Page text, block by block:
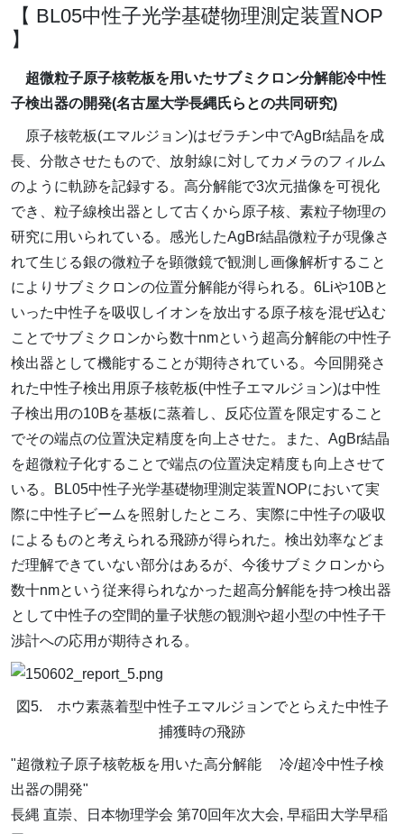
【 BL05中性子光学基礎物理測定装置NOP
】
超微粒子原子核乾板を用いたサブミクロン分解能冷中性
子検出器の開発(名古屋大学長縄氏らとの共同研究)
原子核乾板(エマルジョン)はゼラチン中でAgBr結晶を成
長、分散させたもので、放射線に対してカメラのフィルム
のように軌跡を記録する。高分解能で3次元描像を可視化
でき、粒子線検出器として古くから原子核、素粒子物理の
研究に用いられている。感光したAgBr結晶微粒子が現像さ
れて生じる銀の微粒子を顕微鏡で観測し画像解析すること
によりサブミクロンの位置分解能が得られる。6Liや10Bと
いった中性子を吸収しイオンを放出する原子核を混ぜ込む
ことでサブミクロンから数十nmという超高分解能の中性子
検出器として機能することが期待されている。今回開発さ
れた中性子検出用原子核乾板(中性子エマルジョン)は中性
子検出用の10Bを基板に蒸着し、反応位置を限定すること
でその端点の位置決定精度を向上させた。また、AgBr結晶
を超微粒子化することで端点の位置決定精度も向上させて
いる。BL05中性子光学基礎物理測定装置NOPにおいて実
際に中性子ビームを照射したところ、実際に中性子の吸収
によるものと考えられる飛跡が得られた。検出効率などま
だ理解できていない部分はあるが、今後サブミクロンから
数十nmという従来得られなかった超高分解能を持つ検出器
として中性子の空間的量子状態の観測や超小型の中性子干
渉計への応用が期待される。
図5. ホウ素蒸着型中性子エマルジョンでとらえた中性子
捕獲時の飛跡
"超微粒子原子核乾板を用いた高分解能 冷/超冷中性子検
出器の開発"
長縄 直崇、日本物理学会 第70回年次大会, 早稲田大学早稲